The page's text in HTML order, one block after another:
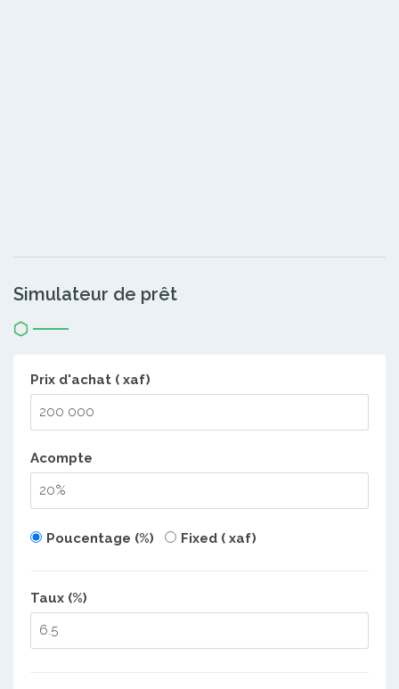
Simulateur de prêt
Prix d'achat ( xaf)
Acompte
Poucentage (%) Fixed ( xaf)
Taux (%)